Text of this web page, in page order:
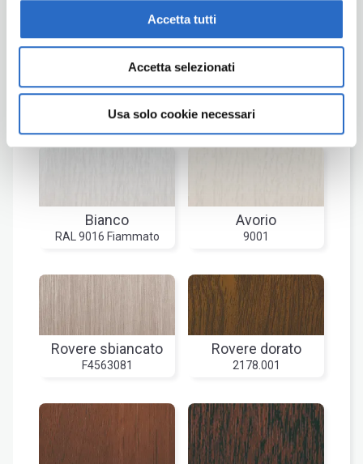
Accetta tutti
Accetta selezionati
Usa solo cookie necessari
Soft
GRUPPO II GRUPPO C
Bianco
RAL 9016 Fiammato
Avorio
9001
Rovere sbiancato
F4563081
Rovere dorato
2178.001